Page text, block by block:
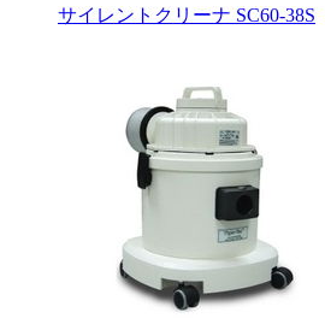
サイレントクリーナ SC60-38S